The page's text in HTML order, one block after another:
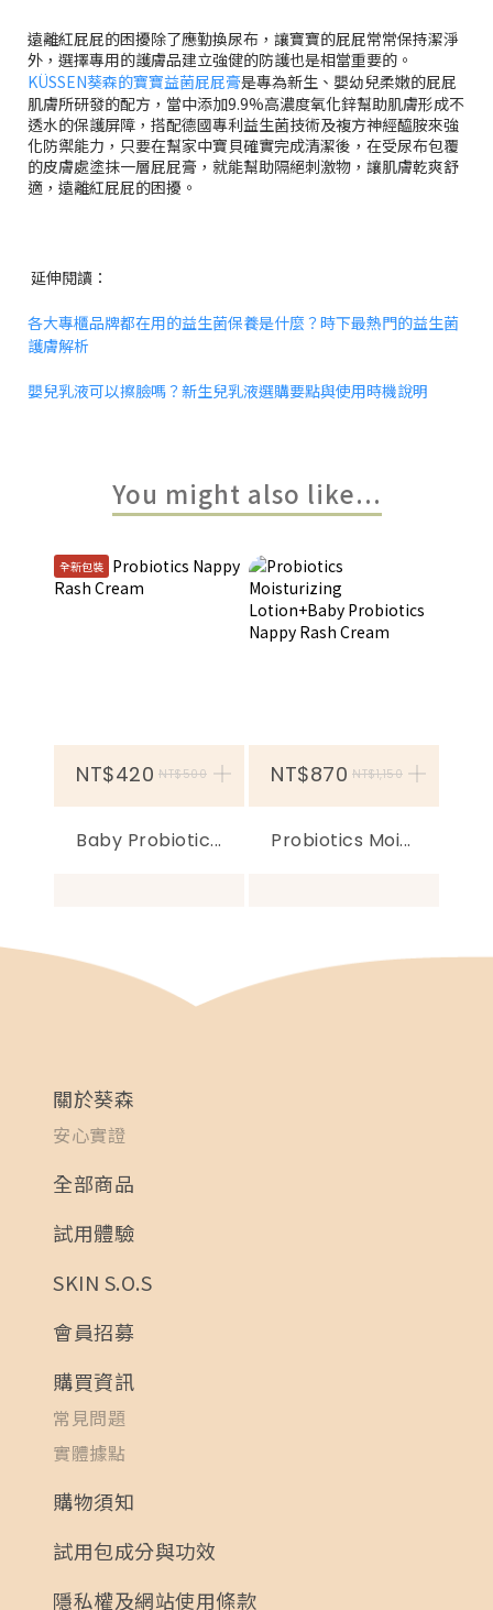
遠離紅屁屁的困擾除了應勤換尿布，讓寶寶的屁屁常常保持潔淨
外，選擇專用的護膚品建立強健的防護也是相當重要的。
KÜSSEN葵森的寶寶益菌屁屁膏是專為新生、嬰幼兒柔嫩的屁屁
肌膚所研發的配方，當中添加9.9%高濃度氧化鋅幫助肌膚形成不
透水的保護屏障，搭配德國專利益生菌技術及複方神經醯胺來強
化防禦能力，只要在幫家中寶貝確實完成清潔後，在受尿布包覆
的皮膚處塗抹一層屁屁膏，就能幫助隔絕刺激物，讓肌膚乾爽舒
適，遠離紅屁屁的困擾。
延伸閱讀：
各大專櫃品牌都在用的益生菌保養是什麼？時下最熱門的益生菌
護膚解析
嬰兒乳液可以擦臉嗎？新生兒乳液選購要點與使用時機說明
You might also like...
全新包裝
NT$420 NT$500 加入購物車
Baby Probiotic...
NT$870 NT$1,150
Probiotics Moi...
關於葵森
安心實證
全部商品
試用體驗
SKIN S.O.S
會員招募
購買資訊
常見問題
實體據點
購物須知
試用包成分與功效
隱私權及網站使用條款